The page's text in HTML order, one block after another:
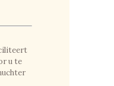
u te